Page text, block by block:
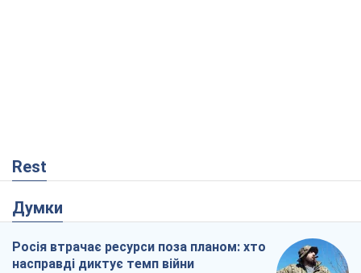
Rest
Думки
Росія втрачає ресурси поза планом: хто
насправді диктує темп війни